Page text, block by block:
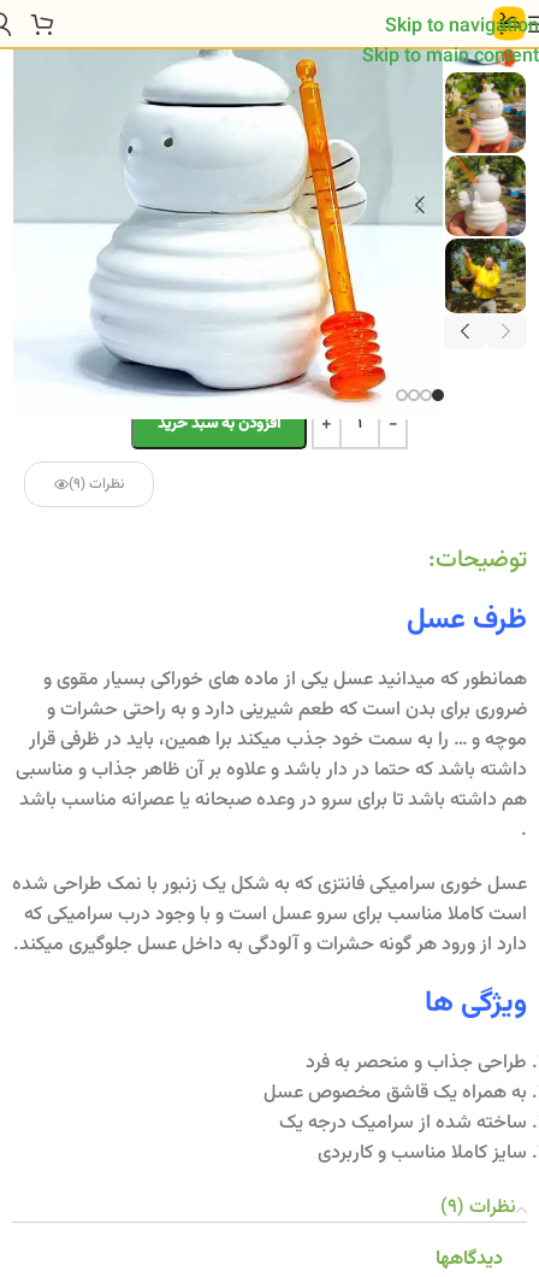
Skip to navigation
Skip to main content
خانه/محصول
ظرف عسل (طرح زنبور)
245/000تومان
افزودن به سبد خرید Alternative:
نظرات (9)
توضیحات:
ظرف عسل
همانطور که میدانید عسل یکی از ماده های خوراکی بسیار مقوی و
ضروری برای بدن است که طعم شیرینی دارد و به راحتی حشرات و
موچه و … را به سمت خود جذب میکند برا همین، باید در ظرفی قرار
داشته باشد که حتما در دار باشد و علاوه بر آن ظاهر جذاب و مناسبی
هم داشته باشد تا برای سرو در وعده صبحانه یا عصرانه مناسب باشد
.
عسل خوری سرامیکی فانتزی که به شکل یک زنبور با نمک طراحی شده
است کاملا مناسب برای سرو عسل است و با وجود درب سرامیکی که
دارد از ورود هر گونه حشرات و آلودگی به داخل عسل جلوگیری میکند.
ویژگی ها
طراحی جذاب و منحصر به فرد
به همراه یک قاشق مخصوص عسل
ساخته شده از سرامیک درجه یک
سایز کاملا مناسب و کاربردی
نظرات (9)
دیدگاهها